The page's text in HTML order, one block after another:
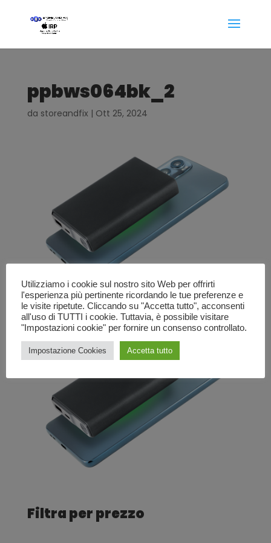
ppbws064bk_2
da storeandfix | Ott 25, 2024
Filtra per prezzo
Utilizziamo i cookie sul nostro sito Web per offrirti
l'esperienza più pertinente ricordando le tue preferenze e
le visite ripetute. Cliccando su "Accetta tutto", acconsenti
all'uso di TUTTI i cookie. Tuttavia, è possibile visitare
"Impostazioni cookie" per fornire un consenso controllato.
Impostazione Cookies Accetta tutto